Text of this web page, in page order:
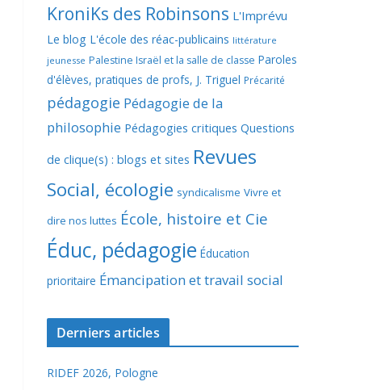
KroniKs des Robinsons L'Imprévu
Le blog L'école des réac-publicains littérature
jeunesse Palestine Israël et la salle de classe Paroles
d'élèves, pratiques de profs, J. Triguel Précarité
pédagogie Pédagogie de la
philosophie Pédagogies critiques Questions
de clique(s) : blogs et sites Revues
Social, écologie syndicalisme Vivre et
dire nos luttes École, histoire et Cie
Éduc, pédagogie Éducation
prioritaire Émancipation et travail social
Derniers articles
RIDEF 2026, Pologne